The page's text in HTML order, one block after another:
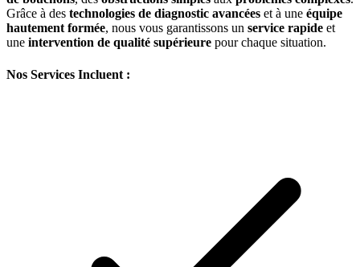
Grâce à des technologies de diagnostic avancées et à une équipe
hautement formée, nous vous garantissons un service rapide et
une intervention de qualité supérieure pour chaque situation.
Nos Services Incluent :